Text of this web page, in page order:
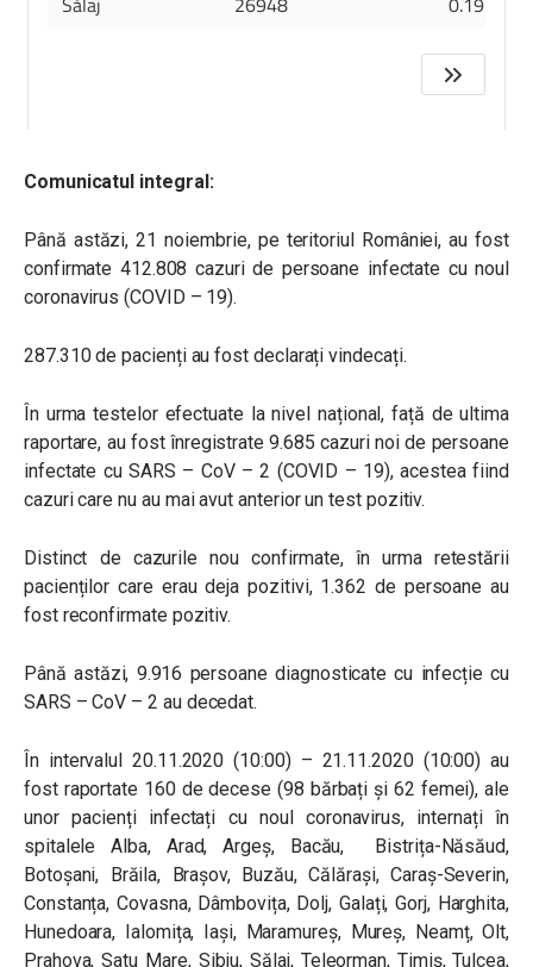
Comunicatul integral:
Până astăzi, 21 noiembrie, pe teritoriul României, au fost
confirmate 412.808 cazuri de persoane infectate cu noul
coronavirus (COVID – 19).
287.310 de pacienți au fost declarați vindecați.
În urma testelor efectuate la nivel național, față de ultima
raportare, au fost înregistrate 9.685 cazuri noi de persoane
infectate cu SARS – CoV – 2 (COVID – 19), acestea fiind
cazuri care nu au mai avut anterior un test pozitiv.
Distinct de cazurile nou confirmate, în urma retestării
pacienților care erau deja pozitivi, 1.362 de persoane au
fost reconfirmate pozitiv.
Până astăzi, 9.916 persoane diagnosticate cu infecție cu
SARS – CoV – 2 au decedat.
În intervalul 20.11.2020 (10:00) – 21.11.2020 (10:00) au
fost raportate 160 de decese (98 bărbați și 62 femei), ale
unor pacienți infectați cu noul coronavirus, internați în
spitalele Alba, Arad, Argeș, Bacău, Bistrița-Năsăud,
Botoșani, Brăila, Brașov, Buzău, Călărași, Caraș-Severin,
Constanța, Covasna, Dâmbovița, Dolj, Galați, Gorj, Harghita,
Hunedoara, Ialomița, Iași, Maramureș, Mureș, Neamț, Olt,
Prahova, Satu Mare, Sibiu, Sălaj, Teleorman, Timiș, Tulcea,